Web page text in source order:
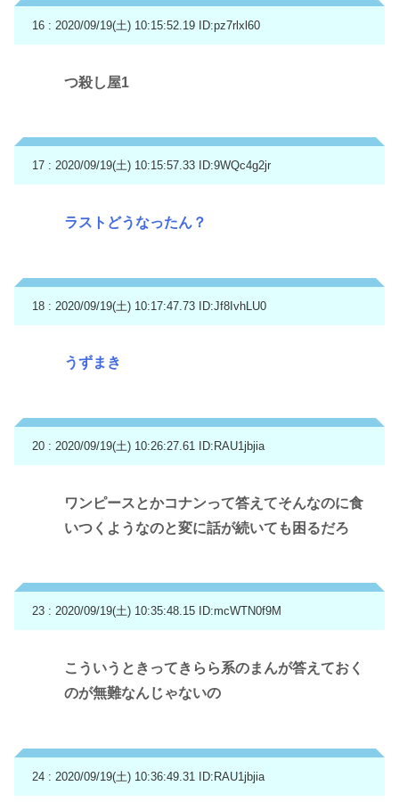
16 : 2020/09/19(土) 10:15:52.19 ID:pz7rlxl60
つ殺し屋1
17 : 2020/09/19(土) 10:15:57.33 ID:9WQc4g2jr
ラストどうなったん？
18 : 2020/09/19(土) 10:17:47.73 ID:Jf8IvhLU0
うずまき
20 : 2020/09/19(土) 10:26:27.61 ID:RAU1jbjia
ワンピースとかコナンって答えてそんなのに食
いつくようなのと変に話が続いても困るだろ
23 : 2020/09/19(土) 10:35:48.15 ID:mcWTN0f9M
こういうときってきらら系のまんが答えておく
のが無難なんじゃないの
24 : 2020/09/19(土) 10:36:49.31 ID:RAU1jbjia